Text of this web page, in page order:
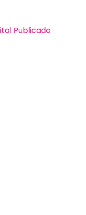
Publicado